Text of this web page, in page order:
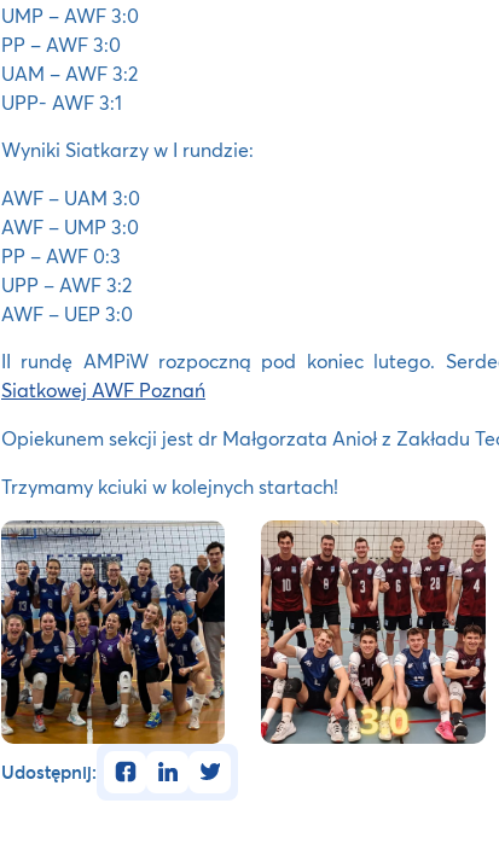
UMP – AWF 3:0
PP – AWF 3:0
UAM – AWF 3:2
UPP- AWF 3:1
Wyniki Siatkarzy w I rundzie:
AWF – UAM 3:0
AWF – UMP 3:0
PP – AWF 0:3
UPP – AWF 3:2
AWF – UEP 3:0
II rundę AMPiW rozpoczną pod koniec lutego.
Siatkowej AWF Poznań
Opiekunem sekcji jest dr Małgorzata Anioł z Zakładu
Trzymamy kciuki w kolejnych startach!
Udostępnij: facebooklinkedintwitter